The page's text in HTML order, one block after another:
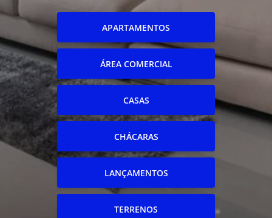
APARTAMENTOS
ÁREA COMERCIAL
CASAS
CHÁCARAS
LANÇAMENTOS
TERRENOS